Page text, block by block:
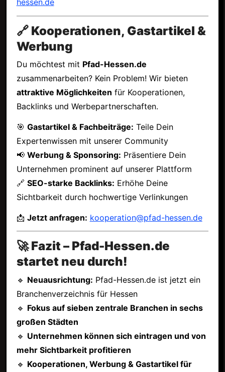
hessen.de
🔗 Kooperationen, Gastartikel &
Werbung
Du möchtest mit Pfad-Hessen.de
zusammenarbeiten? Kein Problem! Wir bieten
attraktive Möglichkeiten für Kooperationen,
Backlinks und Werbepartnerschaften.
🎯 Gastartikel & Fachbeiträge: Teile Dein
Expertenwissen mit unserer Community
📢 Werbung & Sponsoring: Präsentiere Dein
Unternehmen prominent auf unserer Plattform
🔗 SEO-starke Backlinks: Erhöhe Deine
Sichtbarkeit durch hochwertige Verlinkungen
📩 Jetzt anfragen: kooperation@pfad-hessen.de
🚀 Fazit – Pfad-Hessen.de
startet neu durch!
🔹 Neuausrichtung: Pfad-Hessen.de ist jetzt ein
Branchenverzeichnis für Hessen
🔹 Fokus auf sieben zentrale Branchen in sechs
großen Städten
🔹 Unternehmen können sich eintragen und von
mehr Sichtbarkeit profitieren
🔹 Kooperationen, Werbung & Gastartikel für